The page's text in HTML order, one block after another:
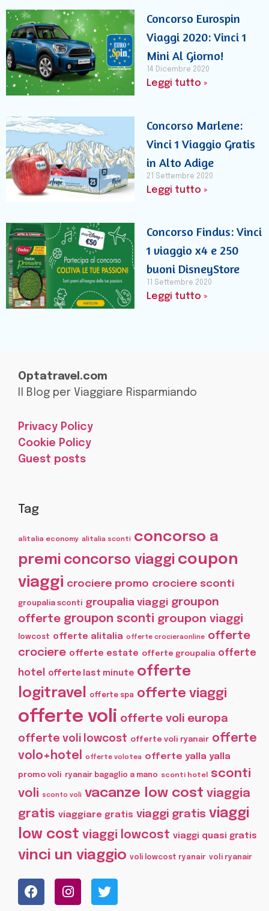
Concorso Eurospin
Viaggi 2020: Vinci 1
Mini Al Giorno!
14 Dicembre 2020
Leggi tutto »
Concorso Marlene:
Vinci 1 Viaggio Gratis
in Alto Adige
21 Settembre 2020
Leggi tutto »
Concorso Findus: Vinci
1 viaggio x4 e 250
buoni DisneyStore
11 Settembre 2020
Leggi tutto »
Optatravel.com
Il Blog per Viaggiare Risparmiando
Privacy Policy
Cookie Policy
Guest posts
Tag
alitalia economy alitalia sconti concorso a
premi concorso viaggi coupon
viaggi crociere promo crociere sconti
groupalia sconti groupalia viaggi groupon
offerte groupon sconti groupon viaggi
lowcost offerte alitalia offerte crocieraonline offerte
crociere offerte estate offerte groupalia offerte
hotel
offerte last minute offerte
logitravel
offerte spa offerte viaggi
offerte voli offerte voli europa
offerte voli lowcost offerte voli ryanair offerte
volo+hotel
offerte volotea offerte yalla yalla
promo voli ryanair bagaglio a mano sconti hotel
sconti
voli
sconto voli vacanze low cost viaggia
gratis viaggiare gratis viaggi gratis viaggi
low cost viaggi lowcost viaggi quasi gratis
vinci un viaggio voli lowcost ryanair voli ryanair